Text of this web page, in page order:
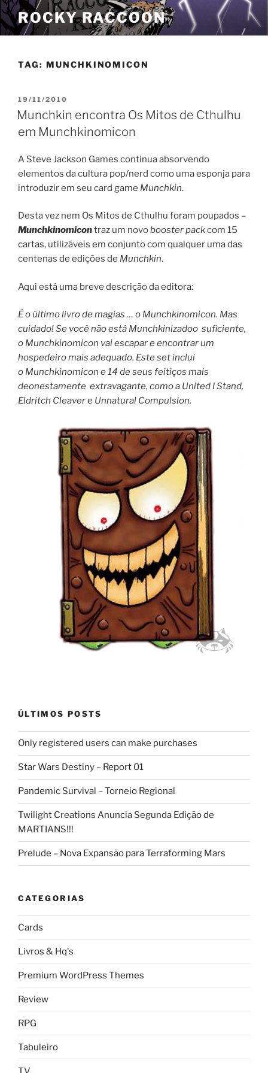
Pular
para
o
ROCKY RACCOON
TAG: MUNCHKINOMICON
PUBLICADO
EM
19/11/2010
Munchkin encontra Os Mitos de Cthulhu
em Munchkinomicon
A Steve Jackson Games continua absorvendo
elementos da cultura pop/nerd como uma esponja para
introduzir em seu card game Munchkin.
Desta vez nem Os Mitos de Cthulhu foram poupados –
Munchkinomicontraz um novobooster packcom 15
cartas, utilizáveis em conjunto com qualquer uma das
centenas de edições de Munchkin.
Aqui está uma breve descrição da editora:
É o último livro de magias … o Munchkinomicon. Mas
cuidado! Se você não está Munchkinizadoo suficiente,
o Munchkinomicon vai escapar e encontrar um
hospedeiro mais adequado. Este set inclui
o Munchkinomicon e 14 de seus feitiços mais
deonestamente extravagante, como a United I Stand,
Eldritch Cleavere Unnatural Compulsion.
ÚLTIMOS POSTS
Only registered users can make purchases
Star Wars Destiny – Report 01
Pandemic Survival – Torneio Regional
Twilight Creations Anuncia Segunda Edição de
MARTIANS!!!
Prelude – Nova Expansão para Terraforming Mars
CATEGORIAS
Cards
Livros & Hq's
Premium WordPress Themes
Review
RPG
Tabuleiro